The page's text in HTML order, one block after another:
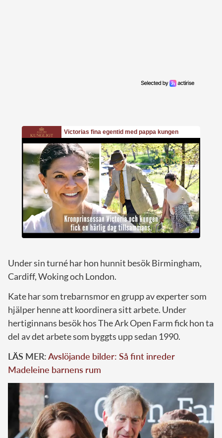
Under sin turné har hon hunnit besök Birmingham,
Cardiff, Woking och London.
Kate har som trebarnsmor en grupp av experter som
hjälper henne att koordinera sitt arbete. Under
hertiginnans besök hos The Ark Open Farm fick hon ta
del av det arbete som byggts upp sedan 1990.
LÄS MER:Avslöjande bilder: Så fint inreder
Madeleine barnens rum